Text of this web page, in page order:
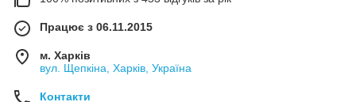
Працює з 06.11.2015
м. Харків
вул. Щепкіна, Харків, Україна
Контакти